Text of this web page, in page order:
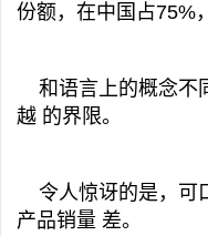
份额，在中国占75%
和语言上的概念不
越 的界限。
令人惊讶的是，可
产品销量 差。